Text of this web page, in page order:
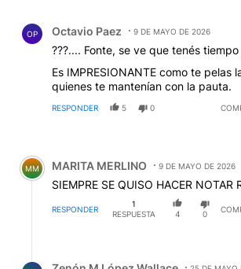
OP Octavio Paez 9 DE MAYO DE 2026
???.... Fonte, se ve que tenés
Es IMPRESIONANTE como te pelas
quienes te mantenían con la pauta.
RESPONDER 5 0
Comentario de MARITA MERLINO.
MM MARITA MERLINO 9 DE MAYO DE 2026
SIEMPRE SE QUISO HACER NOTAR
RESPONDER
1
RESPUESTA
4 0